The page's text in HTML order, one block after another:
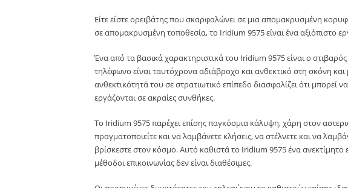
Είτε είστε ορειβάτης που σκαρφαλώνει σε μια απομακρυσμένη
σε απομακρυσμένη τοποθεσία, το Iridium 9575 είναι ένα αξιόπιστο
Ένα από τα βασικά χαρακτηριστικά του Iridium 9575 είναι ο
τηλέφωνο είναι ταυτόχρονα αδιάβροχο και ανθεκτικό στη σκόνη
ανθεκτικότητά του σε στρατιωτικό επίπεδο διασφαλίζει ότι
εργάζονται σε ακραίες συνθήκες.
Το Iridium 9575 παρέχει επίσης παγκόσμια κάλυψη, χάρη στον
πραγματοποιείτε και να λαμβάνετε κλήσεις, να στέλνετε και να
βρίσκεστε στον κόσμο. Αυτό καθιστά το Iridium 9575 ένα
μέθοδοι επικοινωνίας δεν είναι διαθέσιμες.